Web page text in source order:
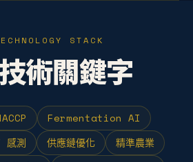
STACK
術關鍵字
Fermentation AI
測 供應鏈優化
精準農業